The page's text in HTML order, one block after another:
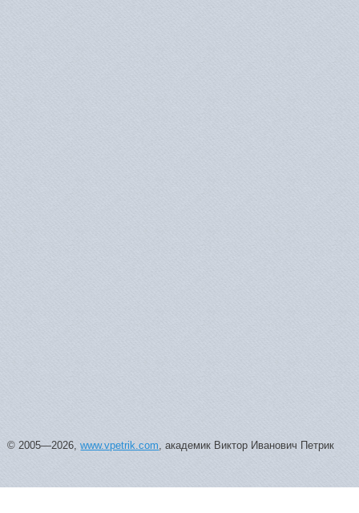
© 2005—2026,www.vpetrik.com, академик Виктор Иванович Петрик